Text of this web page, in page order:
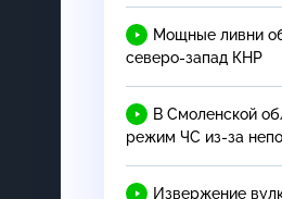
Мощные ливни
северо-запад КНР
В Смоленской
режим ЧС из-за
Извержение